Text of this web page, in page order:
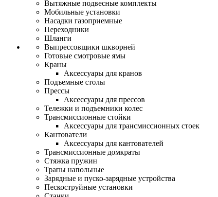
Вытяжные подвесные комплекты
Мобильные установки
Насадки газоприемные
Переходники
Шланги
Выпрессовщики шкворней
Готовые смотровые ямы
Краны
Аксессуары для кранов
Подъемные столы
Прессы
Аксессуары для прессов
Тележки и подъемники колес
Трансмиссионные стойки
Аксессуары для трансмиссионных стоек
Кантователи
Аксессуары для кантователей
Трансмиссионные домкраты
Стяжка пружин
Трапы напольные
Зарядные и пуско-зарядные устройства
Пескоструйные установки